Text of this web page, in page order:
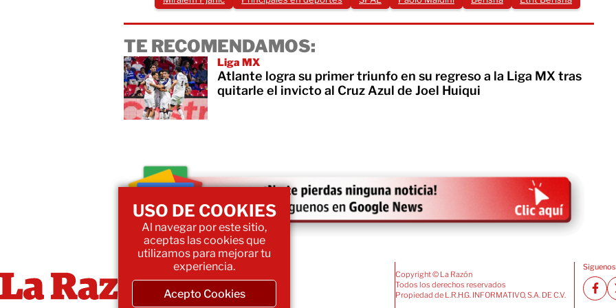
TE RECOMENDAMOS:
Liga MX
Atlante logra su primer triunfo en su regreso a la Liga MX tras
quitarle el invicto al Cruz Azul de Joel Huiqui
Copyright © La Razón
Todos los derechos reservados
Propiedad de L.R.H.G. INFORMATIVO, S.A. DE C.V.
USO DE COOKIES
Al navegar por este sitio,
aceptas las cookies que
utilizamos para mejorar tu
experiencia.
Acepto Cookies